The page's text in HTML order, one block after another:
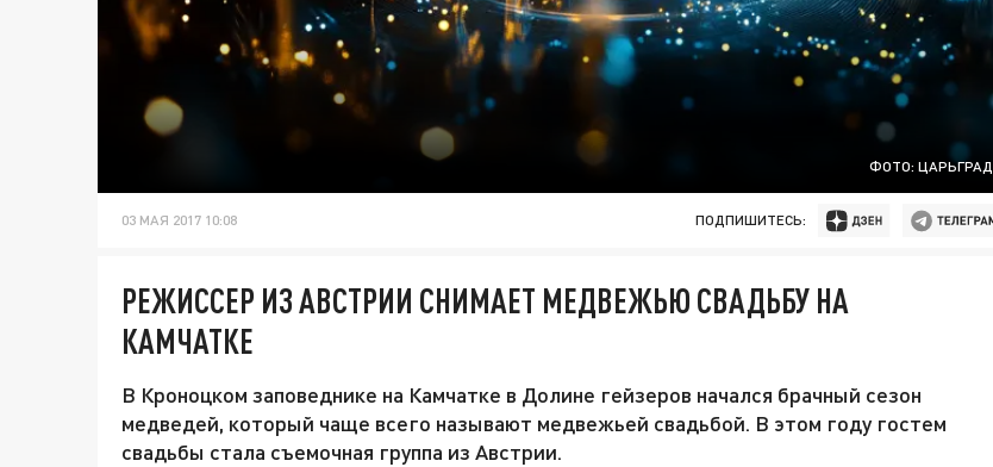
ФОТО: ЦАРЬГРАД
03 МАЯ 2017 10:08 ПОДПИШИТЕСЬ:
РЕЖИССЕР ИЗ АВСТРИИ СНИМАЕТ МЕДВЕЖЬЮ СВАДЬБУ НА
КАМЧАТКЕ
В Кроноцком заповеднике на Камчатке в Долине гейзеров начался брачный сезон
медведей, который чаще всего называют медвежьей свадьбой. В этом году гостем
свадьбы стала съемочная группа из Австрии.